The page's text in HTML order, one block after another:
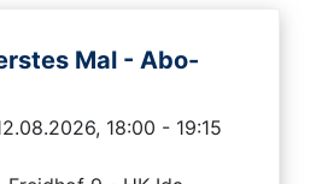
Mal - Abo-
18:00 - 19:15